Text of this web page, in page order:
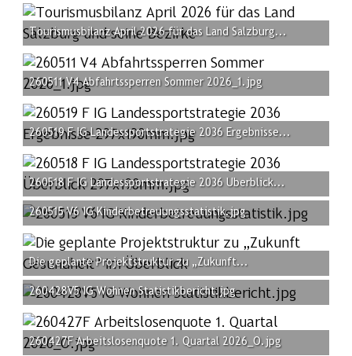
Tourismusbilanz April 2026 für das Land Salzburg...
260511 V4 Abfahrtssperren Sommer 2026_1.jpg
260519 F IG Landessportstrategie 2036 Ergebnisse...
260518 F IG Landessportstrategie 2036 Überblick...
260515 V6 IG Kinderbetreuungsstatistik.jpg
Die geplante Projektstruktur zu „Zukunft...
260428V5 IG Wohnen Statistikbericht.jpg
260427F Arbeitslosenquote 1. Quartal 2026_O.jpg